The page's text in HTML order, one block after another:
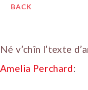
BACK
Né v’chîn l’texte
Amelia Perchard: